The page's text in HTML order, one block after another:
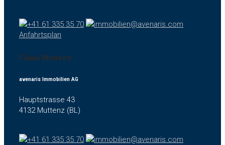
+41 61 335 35 70
immobilien@avenaris.com
Anfahrtsplan
Filiale Muttenz:
avenaris Immobilien AG
Hauptstrasse 43
4132 Muttenz (BL)
+41 61 335 35 70
immobilien@avenaris.com